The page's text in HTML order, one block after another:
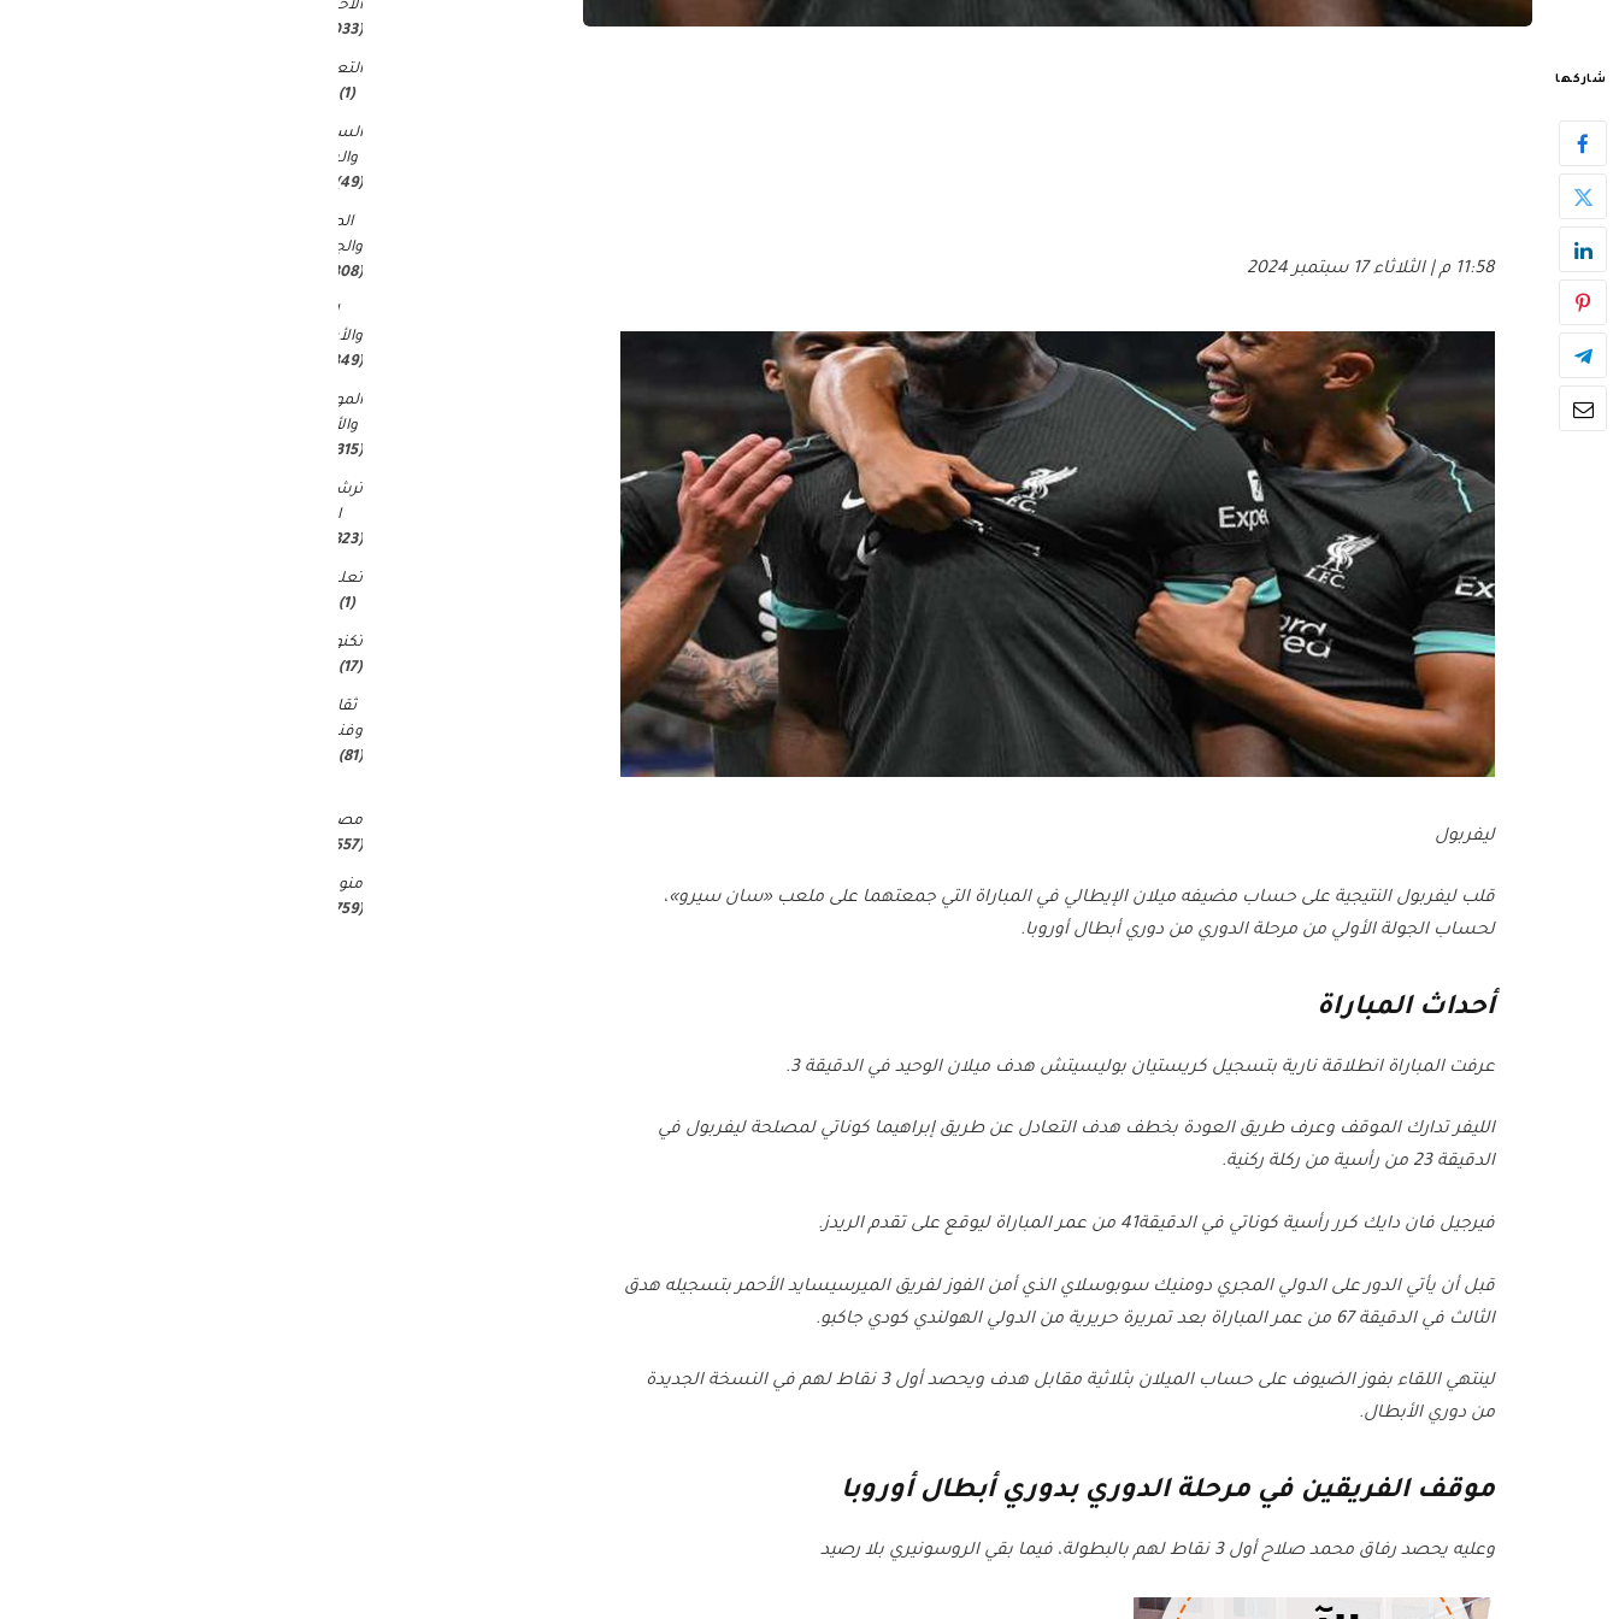
شاركها
11:58 م | الثلاثاء 17 سبتمبر 2024
ليفربول
قلب ليفربول النتيجية على حساب مضيفه ميلان الإيطالي في المباراة التي جمعتهما على ملعب «سان سيرو»،
لحساب الجولة الأولي من مرحلة الدوري من دوري أبطال أوروبا.
أحداث المباراة
عرفت المباراة انطلاقة نارية بتسجيل كريستيان بوليسيتش هدف ميلان الوحيد في الدقيقة 3.
الليفر تدارك الموقف وعرف طريق العودة بخطف هدف التعادل عن طريق إبراهيما كوناتي لمصلحة ليفربول في
الدقيقة 23 من رأسية من ركلة ركنية.
فيرجيل فان دايك كرر رأسية كوناتي في الدقيقة41 من عمر المباراة ليوقع على تقدم الريدز.
قبل أن يأتي الدور على الدولي المجري دومنيك سوبوسلاي الذي أمن الفوز لفريق الميرسيسايد الأحمر بتسجيله هدق
الثالث في الدقيقة 67 من عمر المباراة بعد تمريرة حريرية من الدولي الهولندي كودي جاكبو.
لينتهي اللقاء بفوز الضيوف على حساب الميلان بثلاثية مقابل هدف ويحصد أول 3 نقاط لهم في النسخة الجديدة
من دوري الأبطال.
موقف الفريقين في مرحلة الدوري بدوري أبطال أوروبا
وعليه يحصد رفاق محمد صلاح أول 3 نقاط لهم بالبطولة، فيما بقي الروسونيري بلا رصيد
الاخبار
(9٬033)
التعليم
(1)
السياحة
والسفر
(49)
الصحة
والجمال
(15٬308)
والأعمال
(349)
الموضة
والأزياء
(315)
ترشيحات
المحرر
(4٬823)
تعليم
(1)
تكنولوجيا
(17)
ثقافة
وفنون
(81)
مصنف
(25٬557)
منوعات
(4٬759)